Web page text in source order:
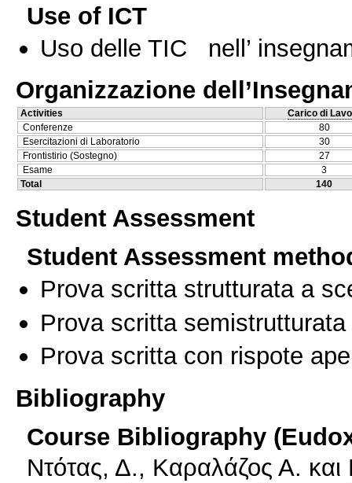
Use of ICT
Uso delle TIC nell’
Organizzazione
Activities
Carico di
Conferenze
80
Esercitazioni di Laboratorio
30
Frontistirio (Sostegno)
27
Esame
3
Total
140
Student Assessment
Student Assessment
Prova scritta strutturata a
Prova scritta
Prova scritta con rispote
Bibliography
Course Bibliography
Ντότας, Δ., Καραλάζος Α.